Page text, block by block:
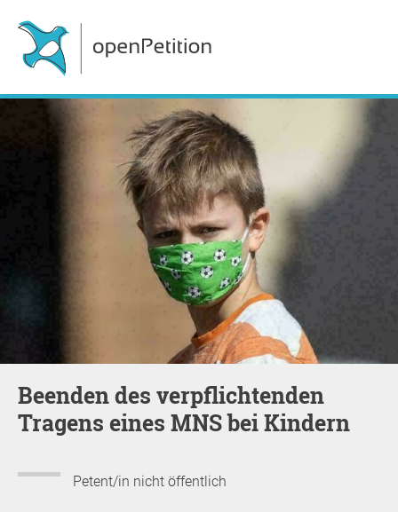
Beenden des verpflichtenden
Tragens eines MNS bei Kindern
Petent/in nicht öffentlich